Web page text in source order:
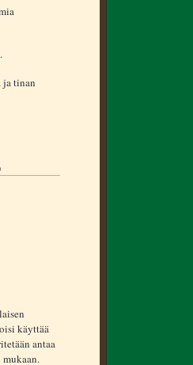
ja tinan
käyttää
antaa